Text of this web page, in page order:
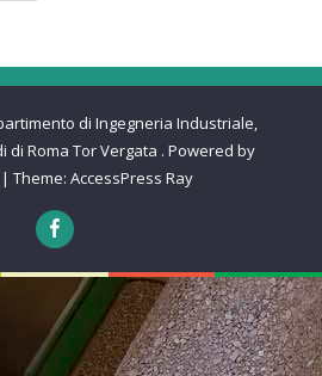
di Ingegneria Industriale,
di Roma Tor Vergata . Powered by
| Theme: AccessPress Ray